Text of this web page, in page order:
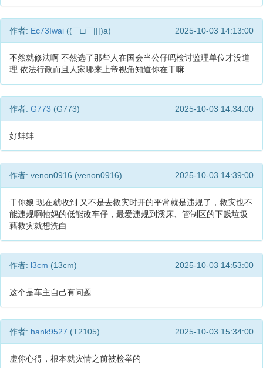
作者: Ec73Iwai ((￣□￣|||)a) 2025-10-03 14:13:00
不然就修法啊 不然选了那些人在国会当公仔吗检讨监理单位才没道
理 依法行政而且人家哪来上帝视角知道你在干嘛
作者: G773 (G773) 2025-10-03 14:34:00
好蚌蚌
作者: venon0916 (venon0916) 2025-10-03 14:39:00
干你娘 现在就收到 又不是去救灾时开的平常就是违规了，救灾也不
能违规啊牠妈的低能改车仔，最爱违规到溪床、管制区的下贱垃圾
藉救灾就想洗白
作者: l3cm (13cm) 2025-10-03 14:53:00
这个是车主自己有问题
作者: hank9527 (T2105) 2025-10-03 15:34:00
虚你心得，根本就灾情之前被检举的